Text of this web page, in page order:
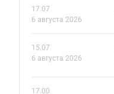
17.07
6 августа 2026
15.07
6 августа 2026
17.00